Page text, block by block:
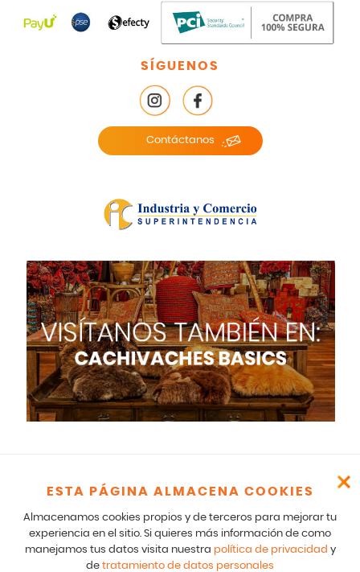
ESTA PÁGINA ALMACENA COOKIES
Almacenamos cookies propios y de terceros para mejorar tu
experiencia en el sitio. Si quieres más información de como
manejamos tus datos visita nuestra política de privacidad y
de tratamiento de datos personales
SÍGUENOS
Contáctanos
comunicados@cachivaches.com
Para comunicados legales y notificaciones formales favor escribir
a: team@cachivaches.com